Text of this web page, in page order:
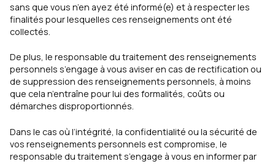
sans que vous n’en ayez été informé(e) et à respecter les
finalités pour lesquelles ces renseignements ont été
collectés.
De plus, le responsable du traitement des renseignements
personnels s’engage à vous aviser en cas de rectification ou
de suppression des renseignements personnels, à moins
que cela n’entraîne pour lui des formalités, coûts ou
démarches disproportionnés.
Dans le cas où l’intégrité, la confidentialité ou la sécurité de
vos renseignements personnels est compromise, le
responsable du traitement s’engage à vous en informer par